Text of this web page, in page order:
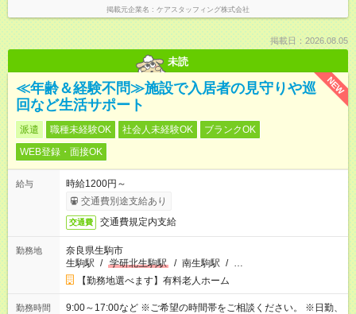
掲載元企業名 ケアスタッフィング株式会社
掲載日：2026.08.05
未読
NEW
≪年齢＆経験不問≫施設で入居者の見守りや巡
回など生活サポート
派遣 職種未経験OK 社会人未経験OK
ブランクOK
WEB登録・面接OK
給与
時給1200円～
交通費別途支給あり
交通費 交通費規定内支給
勤務地
奈良県生駒市
生駒駅 / 学研北生駒駅 / 南生駒駅 / …
【勤務地選べます】有料老人ホーム
勤務時間
9:00～17:00など ※ご希望の時間帯をご相談ください。 ※日勤、